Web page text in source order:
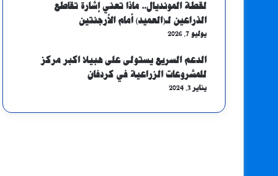
لقطة المونديال.. ماذا تعني إشارة تقاطع
الذراعين لـ(العميد) أمام الأرجنتين
يوليو 7, 2026
الدعم السريع يستولى على هبيلا اكبر مركز
للمشروعات الزراعية في كردفان
يناير 3, 2024